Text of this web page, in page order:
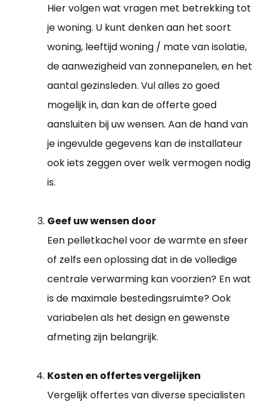
Hier volgen wat vragen met betrekking tot
je woning. U kunt denken aan het soort
woning, leeftijd woning / mate van isolatie,
de aanwezigheid van zonnepanelen, en het
aantal gezinsleden. Vul alles zo goed
mogelijk in, dan kan de offerte goed
aansluiten bij uw wensen. Aan de hand van
je ingevulde gegevens kan de installateur
ook iets zeggen over welk vermogen nodig
is.
Geef uw wensen door
Een pelletkachel voor de warmte en sfeer
of zelfs een oplossing dat in de volledige
centrale verwarming kan voorzien? En wat
is de maximale bestedingsruimte? Ook
variabelen als het design en gewenste
afmeting zijn belangrijk.
Kosten en offertes vergelijken
Vergelijk offertes van diverse specialisten